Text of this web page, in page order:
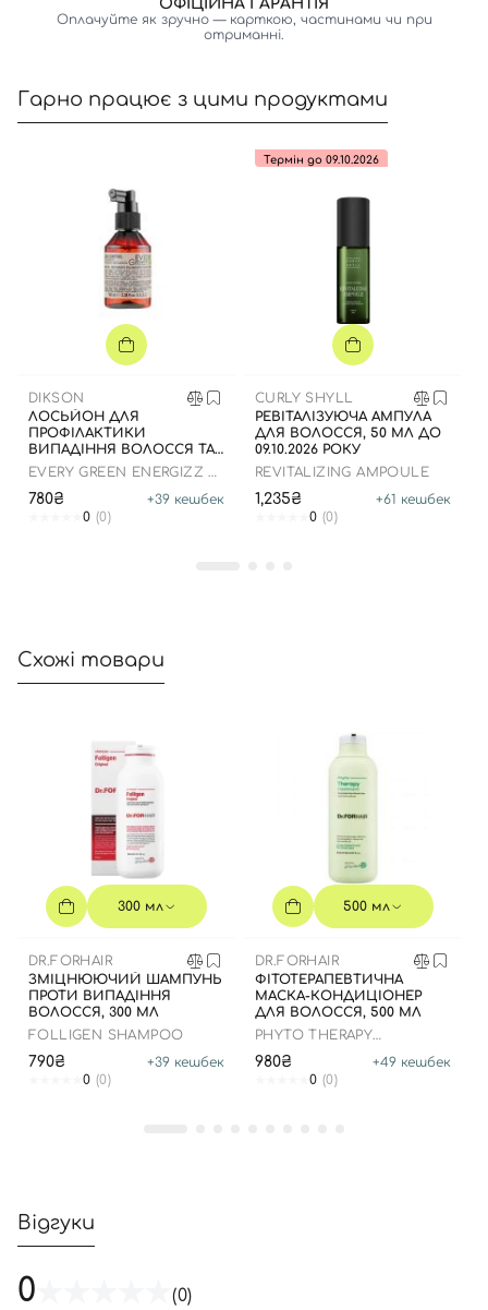
ОФІЦІЙНА ГАРАНТІЯ
Оплачуйте як зручно — карткою, частинами чи при
отриманні.
Гарно працює з цими продуктами
DIKSON
ЛОСЬЙОН ДЛЯ
ПРОФІЛАКТИКИ
ВИПАДІННЯ ВОЛОССЯ ТА
ДОДАННЯ ОБ'ЄМУ, 100 МЛ
EVERY GREEN ENERGIZZ +
780₴ +39 кешбек
0 (0)
Термін до 09.10.2026
CURLY SHYLL
РЕВІТАЛІЗУЮЧА АМПУЛА
ДЛЯ ВОЛОССЯ, 50 МЛ ДО
09.10.2026 РОКУ
REVITALIZING AMPOULE
1,235₴ +61 кешбек
0 (0)
Схожі товари
300 мл
DR.FORHAIR
ЗМІЦНЮЮЧИЙ ШАМПУНЬ
ПРОТИ ВИПАДІННЯ
ВОЛОССЯ, 300 МЛ
FOLLIGEN SHAMPOO
790₴ +39 кешбек
0 (0)
500 мл
DR.FORHAIR
ФІТОТЕРАПЕВТИЧНА
МАСКА-КОНДИЦІОНЕР
ДЛЯ ВОЛОССЯ, 500 МЛ
PHYTO THERAPY
980₴ +49 кешбек
0 (0)
Відгуки
0 (0)
Угоди користувача
Увійти за допомогою e-mail